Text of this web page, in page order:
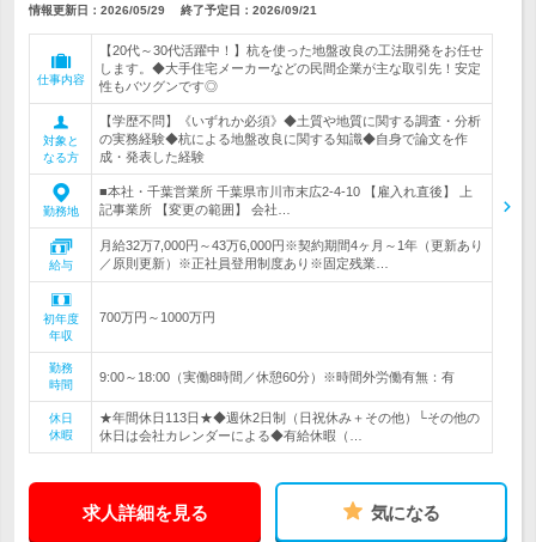
情報更新日：2026/05/29 終了予定日： 2026/09/21
仕事内容
【20代～30代活躍中！】杭を使った地盤改良の工法開発をお任せ
します。◆大手住宅メーカーなどの民間企業が主な取引先！安定
性もバツグンです◎
対象と
なる方
【学歴不問】《いずれか必須》◆土質や地質に関する調査・分析
の実務経験◆杭による地盤改良に関する知識◆自身で論文を作
成・発表した経験
勤務地
■本社・千葉営業所 千葉県市川市末広2-4-10 【雇入れ直後】 上
記事業所 【変更の範囲】 会社…
給与
月給32万7,000円～43万6,000円※契約期間4ヶ月～1年（更新あり
／原則更新）※正社員登用制度あり※固定残業…
初年度
年収
700万円～1000万円
勤務
時間
9:00～18:00（実働8時間／休憩60分）※時間外労働有無：有
休日
休暇
★年間休日113日★◆週休2日制（日祝休み＋その他）└その他の
休日は会社カレンダーによる◆有給休暇（…
求人詳細を見る 気になる